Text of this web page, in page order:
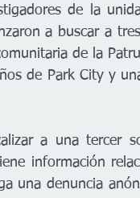
de la
a buscar a
de la
de Park City y
a una tercer
información
una denuncia